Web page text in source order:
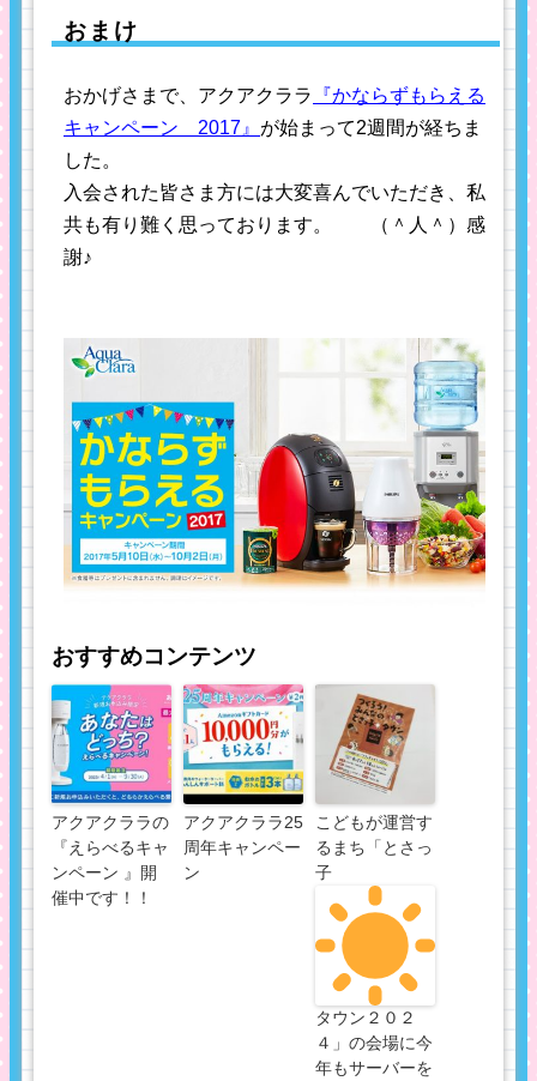
おまけ
おかげさまで、アクアクララ
『かならずもらえる
キャンペーン 2017』 が始まって2週間が経ちま
した。
入会された皆さま方には大変喜んでいただき、私
共も有り難く思っております。 （＾人＾）感
謝♪
おすすめコンテンツ
アクアクララの
『えらべるキャ
ンペーン 』開
催中です！！
アクアクララ25
周年キャンペー
ン
こどもが運営す
るまち「とさっ
子
タウン２０２
４」の会場に今
年もサーバーを